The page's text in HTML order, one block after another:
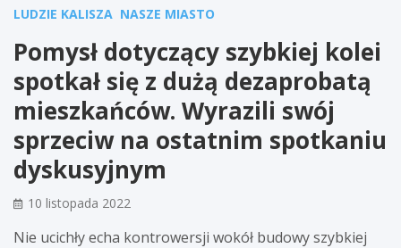
LUDZIE KALISZA NASZE MIASTO
Pomysł dotyczący szybkiej kolei
spotkał się z dużą dezaprobatą
mieszkańców. Wyrazili swój
sprzeciw na ostatnim spotkaniu
dyskusyjnym
10 listopada 2022
Nie ucichły echa kontrowersji wokół budowy szybkiej